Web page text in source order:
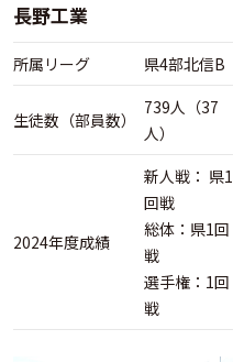
長野工業
所属リーグ 県4部北信B
生徒数（部員数）
739人（37
人）
2024年度成績
新人戦： 県1
回戦
総体：県1回
戦
選手権：1回
戦